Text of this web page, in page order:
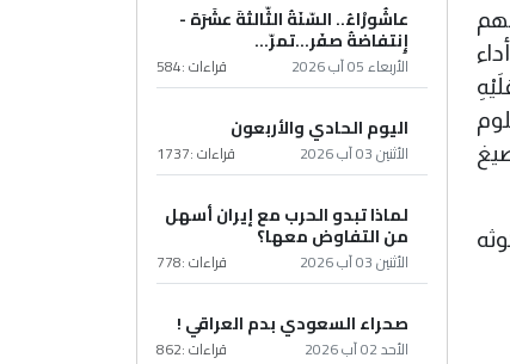
دَخَلُوا عَلَيْهِ
هو معلوم
عاشُورْاءُ.. السّنَةُ الثّالثةَ عشَرَة -
إِنتفاضةُ صفَر…تمرّ...
الأربعاء 05 آب 2026 قراءات :584
اليوم الحادي والأربعون
الأثنين 03 آب 2026 قراءات :1737
لماذا تبدو الحرب مع إيران أسهل
من التفاوض معها؟
الأثنين 03 آب 2026 قراءات :778
صحراء السعودي بدم العراقي !
الأحد 02 آب 2026 قراءات :862